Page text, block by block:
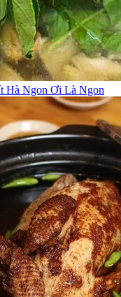
Hà Ngon Ơi Là Ngon